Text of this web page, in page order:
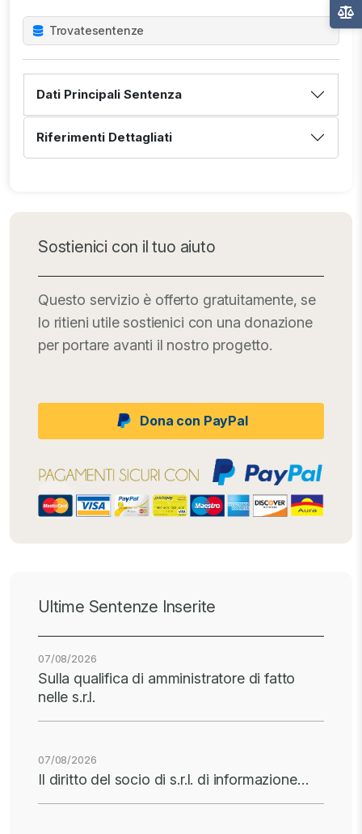
Trovatesentenze
Dati Principali Sentenza
Riferimenti Dettagliati
Sostienici con il tuo aiuto
Questo servizio è offerto gratuitamente, se
lo ritieni utile sostienici con una donazione
per portare avanti il nostro progetto.
Dona con PayPal
Ultime Sentenze Inserite
07/08/2026
Sulla qualifica di amministratore di fatto
nelle s.r.l.
07/08/2026
Il diritto del socio di s.r.l. di informazione…